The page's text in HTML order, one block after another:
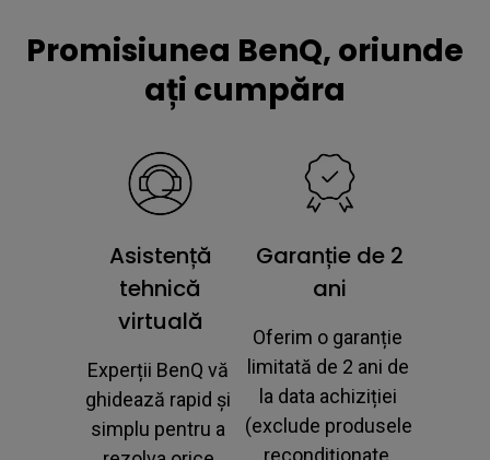
Promisiunea BenQ, oriunde
ați cumpăra
Asistență
tehnică
virtuală
Experții BenQ vă
ghidează rapid și
simplu pentru a
Garanție de 2
ani
Oferim o garanție
limitată de 2 ani de
la data achiziției
(exclude produsele
recondiționate,